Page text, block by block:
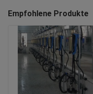
Empfohlene Produkte